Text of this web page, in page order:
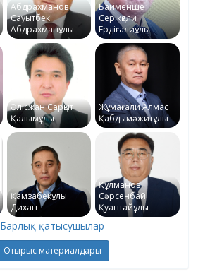
Абдрахманов
Сауытбек
Абдрахманұлы
Байменше
Серікқали
Ердіғалиұлы
Әлісжан Сарқыт
Қалымұлы
Жұмағали Алмас
Қабдымәжитұлы
Қамзабекұлы
Дихан
Құлманов
Сәрсенбай
Қуантайұлы
Барлық қатысушылар
Отырыс материалдары